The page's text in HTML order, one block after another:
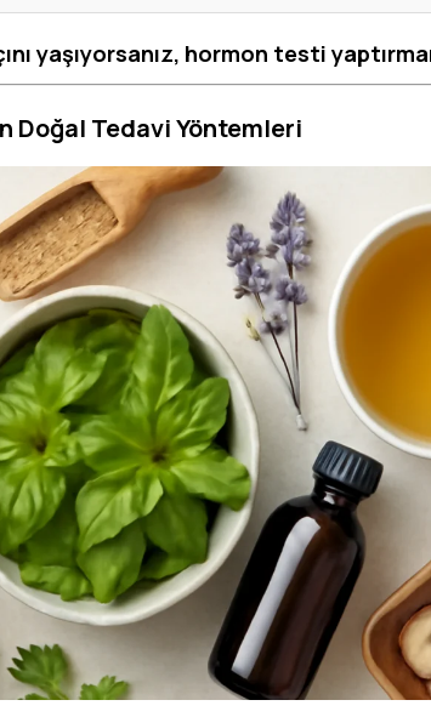
yaşıyorsanız, hormon testi
Doğal Tedavi Yöntemleri